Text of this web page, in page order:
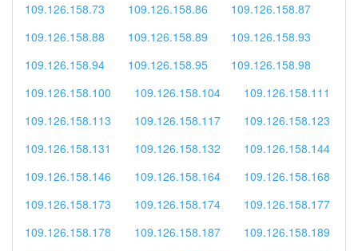
109.126.158.73
109.126.158.86
109.126.158.87
109.126.158.88
109.126.158.89
109.126.158.93
109.126.158.94
109.126.158.95
109.126.158.98
109.126.158.100
109.126.158.104
109.126.158.111
109.126.158.113
109.126.158.117
109.126.158.123
109.126.158.131
109.126.158.132
109.126.158.144
109.126.158.146
109.126.158.164
109.126.158.168
109.126.158.173
109.126.158.174
109.126.158.177
109.126.158.178
109.126.158.187
109.126.158.189